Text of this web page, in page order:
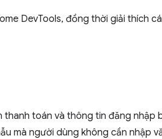
DevTools, đồng thời giải thích
toán và thông tin đăng nhập
mà người dùng không cần nhập